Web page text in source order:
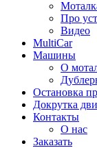
Про
Видео
MultiCar
Машины
О
Остановка
Докрутка
Контакты
О нас
Заказать